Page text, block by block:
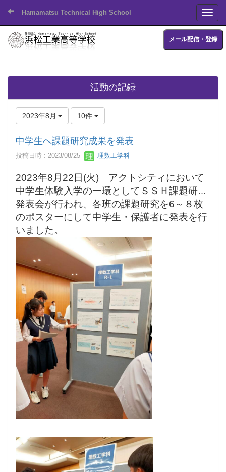
Hamamatsu Technical High School
メール配信・登録
活動の記録
2023年8月 10件
中学生へ課題研究成果を発表
投稿日時 : 2023/08/25 理数工学科
2023年8月22日(火) アクトシティにおいて
中学生体験入学の一環としてＳＳＨ課題研究
発表会が行われ、 各班の課題研究を6～８枚
のポスターにして中学生・保護者に発表を行
いました。